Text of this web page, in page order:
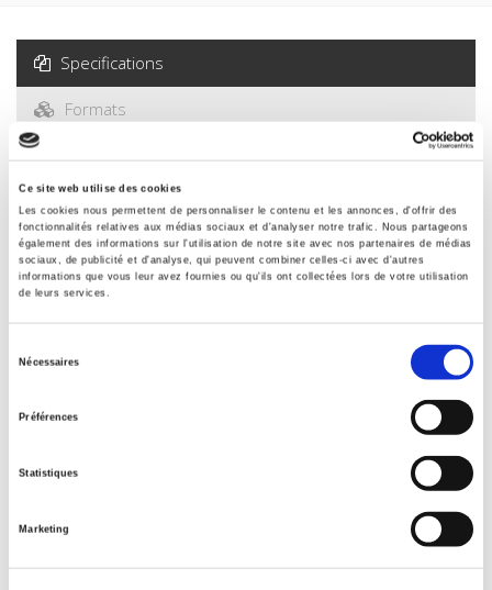
Ce site web utilise des cookies
Les cookies nous permettent de personnaliser le contenu et les annonces, d'offrir des
fonctionnalités relatives aux médias sociaux et d'analyser notre trafic. Nous partageons
également des informations sur l'utilisation de notre site avec nos partenaires de médias
sociaux, de publicité et d'analyse, qui peuvent combiner celles-ci avec d'autres
informations que vous leur avez fournies ou qu'ils ont collectées lors de votre utilisation
de leurs services.
Nécessaires
Préférences
Statistiques
Marketing
Specifications
Formats
Specifications
Publisher
Presses de Sciences Po
Managing editor
Journal
ISSN
Language